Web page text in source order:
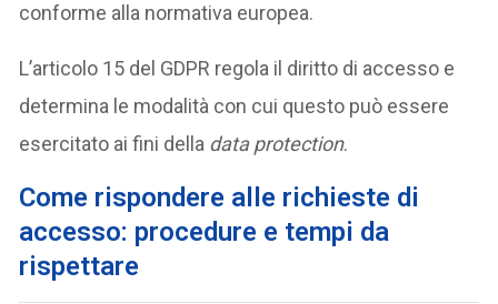
conforme alla normativa europea.
L’articolo 15 del GDPR regola il diritto di accesso e
determina le modalità con cui questo può essere
esercitato ai fini della data protection.
Come rispondere alle richieste di
accesso: procedure e tempi da
rispettare